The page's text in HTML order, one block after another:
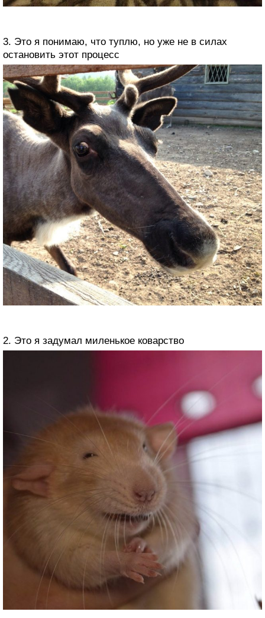
3. Это я понимаю, что туплю, но уже не в силах
остановить этот процесс
2. Это я задумал миленькое коварство